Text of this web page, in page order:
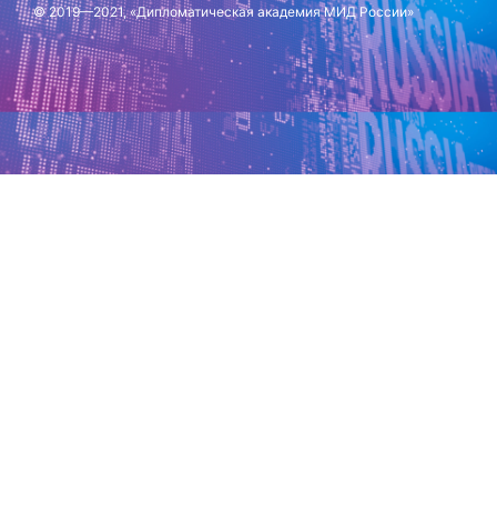
Обновлено: 13 марта 2026 г.
© 2019—2021, «Дипломатическая академия МИД России»